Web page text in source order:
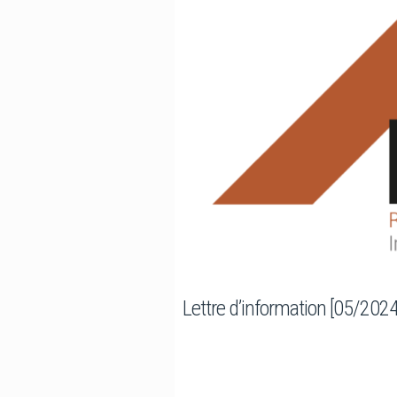
Lettre d’information [05/